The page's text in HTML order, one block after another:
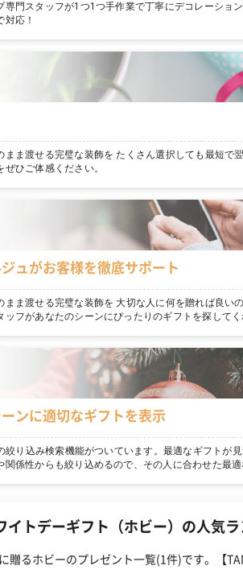
専門スタッフが1つ1つ手作業で丁寧にデコレーショ
応！
まま渡せる完璧な装飾を たくさん選択しても最短で
ひご体感ください。
ュがお客様を徹底サポート
まま渡せる完璧な装飾を 大切な人に何を贈れば良い
ッフがあなたのシーンにぴったりのギフトを探して
ンに適切なギフトを表示
り込み検索機能がついています。最適なギフトが
関係性からも絞り込めるので、その人に合わせた最
イトデーギフト（ホビー）の人気
贈るホビーのプレゼント一覧(1件)です。【